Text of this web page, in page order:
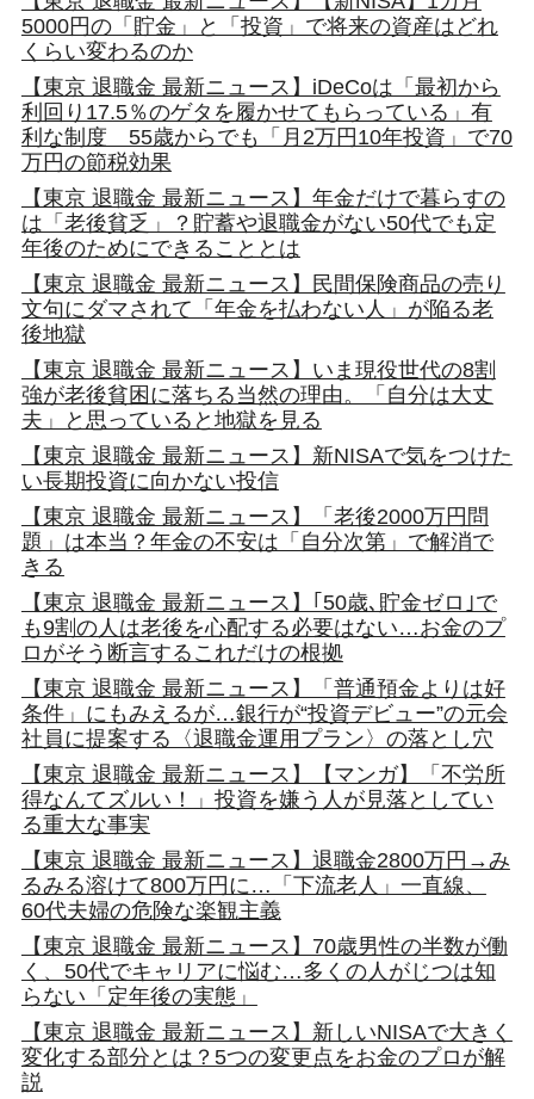
5000円の「貯金」と「投資」で将来の資産はどれ
くらい変わるのか
【東京 退職金 最新ニュース】iDeCoは「最初から
利回り17.5％のゲタを履かせてもらっている」有
利な制度 55歳からでも「月2万円10年投資」で70
万円の節税効果
【東京 退職金 最新ニュース】年金だけで暮らすの
は「老後貧乏」？貯蓄や退職金がない50代でも定
年後のためにできることとは
【東京 退職金 最新ニュース】民間保険商品の売り
文句にダマされて「年金を払わない人」が陥る老
後地獄
【東京 退職金 最新ニュース】いま現役世代の8割
強が老後貧困に落ちる当然の理由。「自分は大丈
夫」と思っていると地獄を見る
【東京 退職金 最新ニュース】新NISAで気をつけた
い長期投資に向かない投信
【東京 退職金 最新ニュース】「老後2000万円問
題」は本当？年金の不安は「自分次第」で解消で
きる
【東京 退職金 最新ニュース】｢50歳､貯金ゼロ｣で
も9割の人は老後を心配する必要はない…お金のプ
ロがそう断言するこれだけの根拠
【東京 退職金 最新ニュース】「普通預金よりは好
条件」にもみえるが…銀行が“投資デビュー”の元会
社員に提案する〈退職金運用プラン〉の落とし穴
【東京 退職金 最新ニュース】【マンガ】「不労所
得なんてズルい！」投資を嫌う人が見落としてい
る重大な事実
【東京 退職金 最新ニュース】退職金2800万円→み
るみる溶けて800万円に…「下流老人」一直線、
60代夫婦の危険な楽観主義
【東京 退職金 最新ニュース】70歳男性の半数が働
く、50代でキャリアに悩む…多くの人がじつは知
らない「定年後の実態」
【東京 退職金 最新ニュース】新しいNISAで大きく
変化する部分とは？5つの変更点をお金のプロが解
説